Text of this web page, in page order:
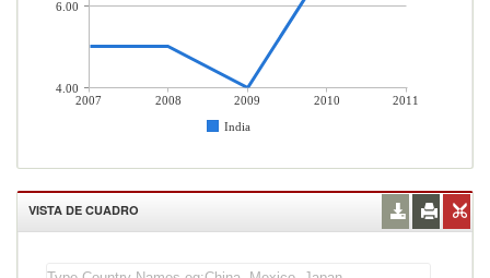
2007 2008 2009 2010
2011
India
6.00
4.00
VISTA DE CUADRO